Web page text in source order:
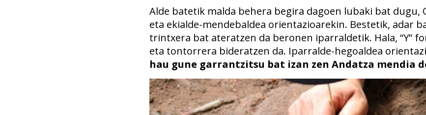
Alde batetik malda behera begira dagoen lubaki bat dugu,
eta ekialde-mendebaldea orientazioarekin. Bestetik, adar
trintxera bat ateratzen da beronen iparraldetik. Hala, “Y”
eta tontorrera bideratzen da. Iparralde-hegoaldea
hau gune garrantzitsu bat izan zen Andatza mendia